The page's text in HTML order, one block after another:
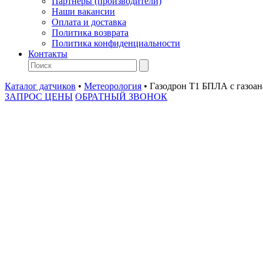
Наши вакансии
Оплата и доставка
Политика возврата
Политика конфиденциальности
Контакты
Каталог датчиков • Метеорология • Газодрон Т1 БПЛА с
ЗАПРОС ЦЕНЫ ОБРАТНЫЙ ЗВОНОК